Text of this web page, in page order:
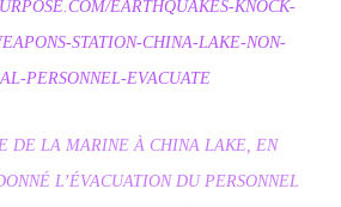
EARTHQUAKES-KNOCK-
STATION-CHINA-LAKE-NON-
PERSONNEL-EVACUATE
DE LA MARINE À CHINA LAKE, EN
L’ÉVACUATION DU PERSONNEL